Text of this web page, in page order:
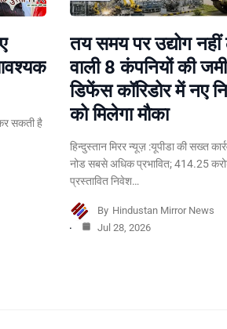
सकती है
तय समय पर उद्योग
वाली 8 कंपनियों की
डिफेंस कॉरिडोर में नए
को मिलेगा मौका
हिन्दुस्तान मिरर न्यूज़ :यूपीडा की सख्त
नोड सबसे अधिक प्रभावित; 414.25
प्रस्तावित निवेश…
By Hindustan Mirror News
Jul 28, 2026